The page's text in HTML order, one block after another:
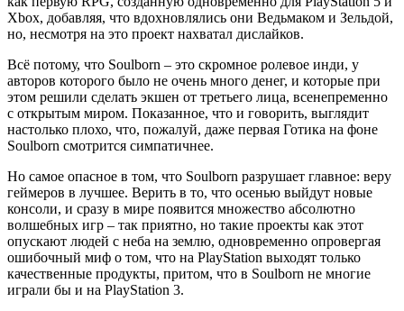
Xbox, добавляя, что вдохновлялись они Ведьмаком и Зельдой,
но, несмотря на это проект нахватал дислайков.
Всё потому, что Soulborn – это скромное ролевое инди, у
авторов которого было не очень много денег, и которые при
этом решили сделать экшен от третьего лица, всенепременно
с открытым миром. Показанное, что и говорить, выглядит
настолько плохо, что, пожалуй, даже первая Готика на фоне
Soulborn смотрится симпатичнее.
Но самое опасное в том, что Soulborn разрушает главное: веру
геймеров в лучшее. Верить в то, что осенью выйдут новые
консоли, и сразу в мире появится множество абсолютно
волшебных игр – так приятно, но такие проекты как этот
опускают людей с неба на землю, одновременно опровергая
ошибочный миф о том, что на PlayStation выходят только
качественные продукты, притом, что в Soulborn не многие
играли бы и на PlayStation 3.